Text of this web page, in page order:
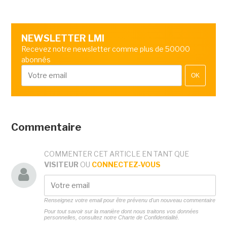
NEWSLETTER LMI
Recevez notre newsletter comme plus de 50000
abonnés
OK
Commentaire
COMMENTER CET ARTICLE EN TANT QUE
VISITEUR OU CONNECTEZ-VOUS
Renseignez votre email pour être prévenu d'un nouveau commentaire
Pour tout savoir sur la manière dont nous traitons vos données
personnelles, consultez notre Charte de Confidentialité.